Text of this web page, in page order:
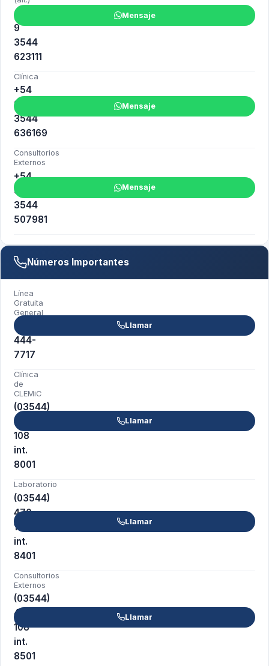
+54
9
3544
623111
Mensaje
Clínica
+54
9
3544
636169
Mensaje
Consultorios
Externos
+54
9
3544
507981
Mensaje
Números Importantes
Línea
Gratuita
General
0800-
444-
7717
Llamar
Clínica
de
CLEMiC
(03544)
470-
108
int.
8001
Llamar
Laboratorio
(03544)
470-
108
int.
8401
Llamar
Consultorios
Externos
(03544)
470-
108
int.
8501
Llamar